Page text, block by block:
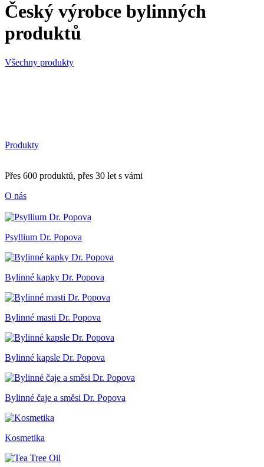
Český výrobce bylinných
produktů
Všechny produkty
Produkty
Přes 600 produktů, přes 30 let s vámi
O nás
Psyllium Dr. Popova
Bylinné kapky Dr. Popova
Bylinné masti Dr. Popova
Bylinné kapsle Dr. Popova
Bylinné čaje a směsi Dr. Popova
Kosmetika